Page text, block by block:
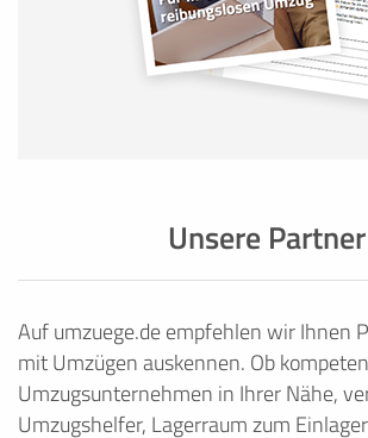
Unsere Partner
Auf umzuege.de empfehlen wir Ihnen
mit Umzügen auskennen. Ob
Umzugsunternehmen in Ihrer Nähe,
Umzugshelfer, Lagerraum zum